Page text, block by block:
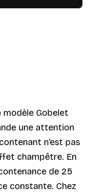
modèle Gobelet
une attention
n'est pas
champêtre. En
de 25
constante. Chez